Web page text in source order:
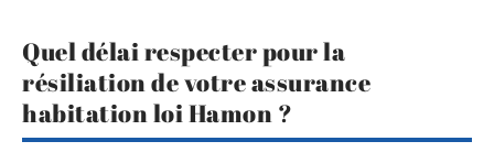
Quel délai respecter pour la
résiliation de votre assurance
habitation loi Hamon ?